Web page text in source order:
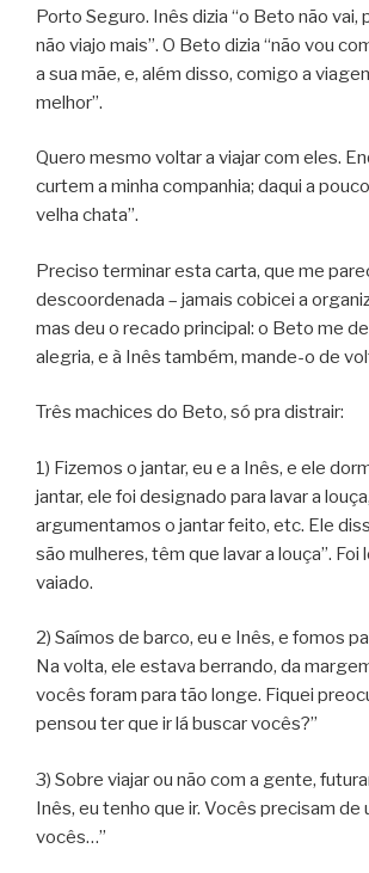
Porto Seguro. Inês dizia “o Beto não vai,
não viajo mais”. O Beto dizia “não vou
a sua mãe, e, além disso, comigo a
melhor”.
Quero mesmo voltar a viajar com eles.
curtem a minha companhia; daqui a
velha chata”.
Preciso terminar esta carta, que me
descoordenada – jamais cobicei a
mas deu o recado principal: o Beto me
alegria, e à Inês também, mande-o de
Três machices do Beto, só pra distrair:
1) Fizemos o jantar, eu e a Inês, e ele
jantar, ele foi designado para lavar a
argumentamos o jantar feito, etc. Ele
são mulheres, têm que lavar a louça”.
vaiado.
2) Saímos de barco, eu e Inês, e fomos
Na volta, ele estava berrando, da
vocês foram para tão longe. Fiquei
pensou ter que ir lá buscar vocês?”
3) Sobre viajar ou não com a gente,
Inês, eu tenho que ir. Vocês precisam de
vocês…”